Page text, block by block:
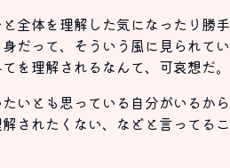
全体を理解した気になったり勝手
だって、そういう風に見られてい
を理解されるなんて、可哀想だ。
いとも思っている自分がいるから
されたくない、などと言ってるこ